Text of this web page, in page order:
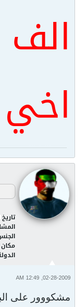
اخي
مكان
02-28-2009, 12:49 AM
مشكووور على